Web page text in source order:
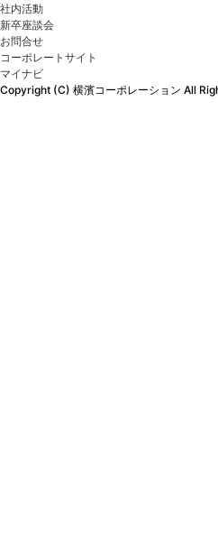
社内活動
新卒座談会
お問合せ
コーポレートサイト
マイナビ
Copyright (C) 横濱コーポレーション All